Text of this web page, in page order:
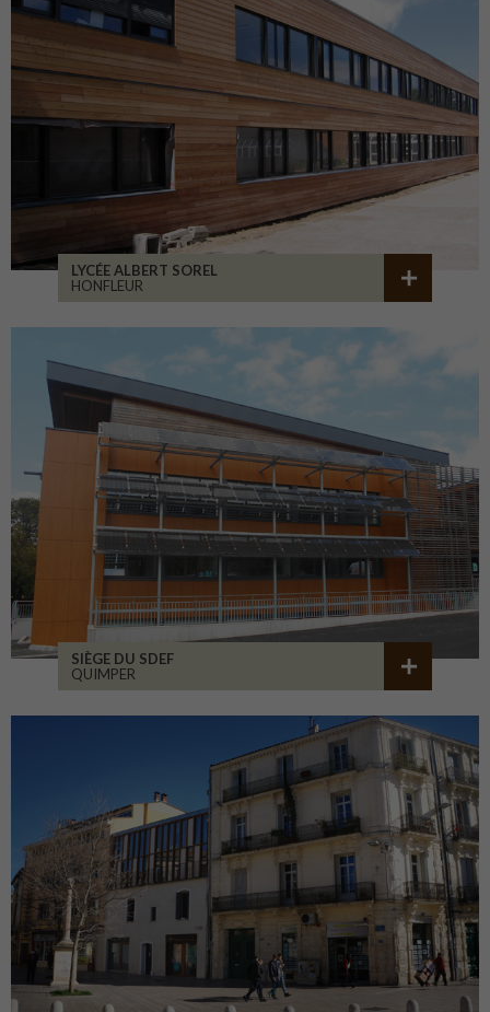
LYCÉE ALBERT SOREL
HONFLEUR
SIÈGE DU SDEF
QUIMPER